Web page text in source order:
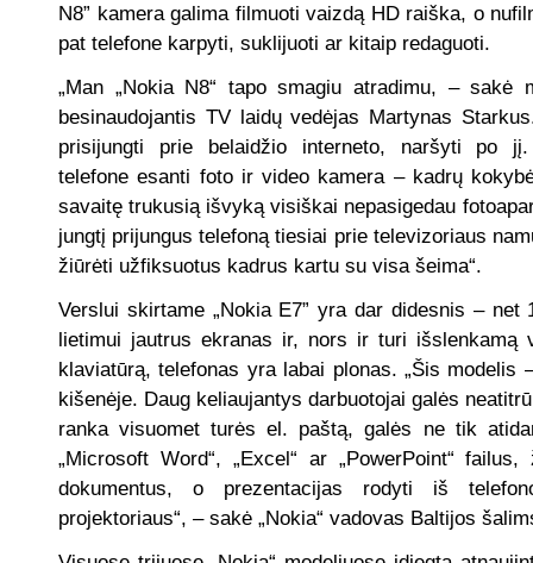
N8” kamera galima filmuoti vaizdą HD raiška, o
pat telefone karpyti, suklijuoti ar kitaip redaguoti.
„Man „Nokia N8“ tapo smagiu atradimu, – sakė
besinaudojantis TV laidų vedėjas Martynas
prisijungti prie belaidžio interneto, naršyti po jį.
telefone esanti foto ir video kamera – kadrų
savaitę trukusią išvyką visiškai nepasigedau
jungtį prijungus telefoną tiesiai prie televizoriaus
žiūrėti užfiksuotus kadrus kartu su visa šeima“.
Verslui skirtame „Nokia E7” yra dar didesnis – net
lietimui jautrus ekranas ir, nors ir turi išslenkamą
klaviatūrą, telefonas yra labai plonas. „Šis modelis
kišenėje. Daug keliaujantys darbuotojai galės
ranka visuomet turės el. paštą, galės ne tik
„Microsoft Word“, „Excel“ ar „PowerPoint“ failus,
dokumentus, o prezentacijas rodyti iš
projektoriaus“, – sakė „Nokia“ vadovas Baltijos